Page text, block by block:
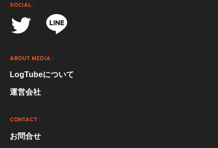
SOCIAL :
ABOUT MEDIA :
LogTubeについて
運営会社
CONTACT :
お問合せ